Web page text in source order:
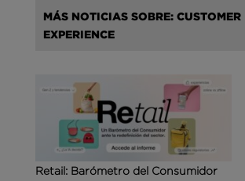
MÁS NOTICIAS SOBRE: CUSTOMER
EXPERIENCE
Retail: Barómetro del Consumidor